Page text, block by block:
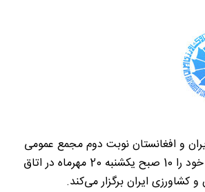
و افغانستان نوبت دوم مجمع عمومی
عادی به‌طور فوق‌العاده خود را 10 صبح یکشنبه 20 مهرماه در اتاق
و کشاورزی ایران برگزار می‌کند.